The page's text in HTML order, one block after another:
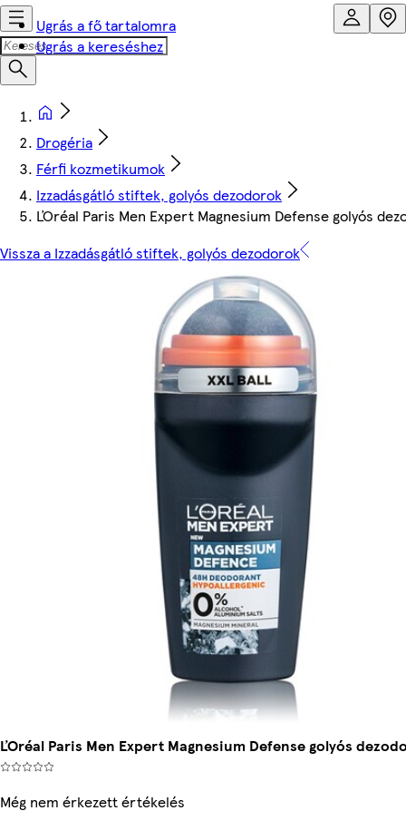
Ugrás a fő tartalomra
Ugrás a kereséshez
Drogéria
Férfi kozmetikumok
Izzadásgátló stiftek, golyós dezodorok
ĽOréal Paris Men Expert Magnesium Defense golyós
Vissza a Izzadásgátló stiftek, golyós dezodorok
ĽOréal Paris Men Expert Magnesium Defense golyós
Még nem érkezett értékelés